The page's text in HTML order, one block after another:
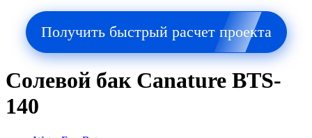
Получить быстрый расчет проекта
Солевой бак Canature BTS-
140